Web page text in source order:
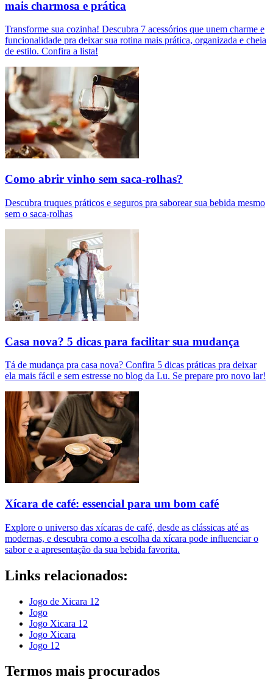
mais charmosa e prática
Transforme sua cozinha! Descubra 7 acessórios que unem charme e
funcionalidade pra deixar sua rotina mais prática, organizada e cheia
de estilo. Confira a lista!
Como abrir vinho sem saca-rolhas?
Descubra truques práticos e seguros pra saborear sua bebida mesmo
sem o saca-rolhas
Casa nova? 5 dicas para facilitar sua mudança
Tá de mudança pra casa nova? Confira 5 dicas práticas pra deixar
ela mais fácil e sem estresse no blog da Lu. Se prepare pro novo lar!
Xícara de café: essencial para um bom café
Explore o universo das xícaras de café, desde as clássicas até as
modernas, e descubra como a escolha da xícara pode influenciar o
sabor e a apresentação da sua bebida favorita.
Links relacionados:
Jogo de Xicara 12
Jogo
Jogo Xicara 12
Jogo Xicara
Jogo 12
Termos mais procurados